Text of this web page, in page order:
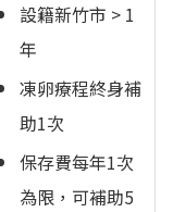
設籍新竹市 > 1
年
凍卵療程終身補
助1次
保存費每年1次
為限，可補助5